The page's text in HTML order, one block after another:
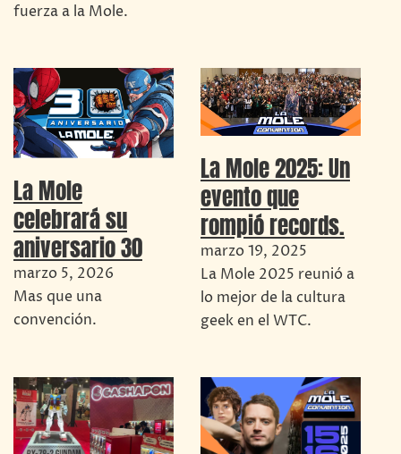
fuerza a la Mole.
La Mole
celebrará su
aniversario 30
marzo 5, 2026
Mas que una
convención.
La Mole 2025: Un
evento que
rompió records.
marzo 19, 2025
La Mole 2025 reunió a
lo mejor de la cultura
geek en el WTC.